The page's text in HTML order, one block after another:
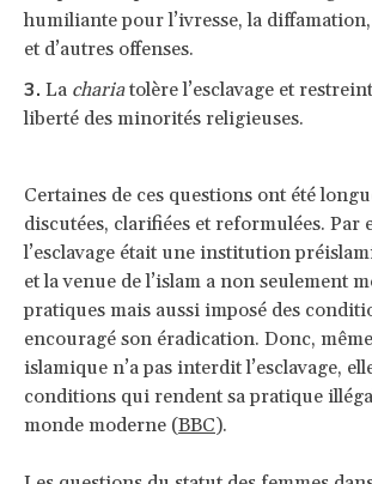
humiliante pour l’ivresse, la
et d’autres offenses.
La chariatolère l’esclavage et
liberté des minorités religieuses.
Certaines de ces questions ont été
discutées, clarifiées et reformulées. Par
l’esclavage était une institution
et la venue de l’islam a non seulement
pratiques mais aussi imposé des
encouragé son éradication. Donc,
islamique n’a pas interdit l’esclavage,
conditions qui rendent sa pratique
monde moderne (BBC).